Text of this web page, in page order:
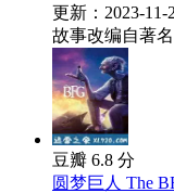
更新：2023-11-2
故事改编自著
豆瓣 6.8 分
圆梦巨人 The